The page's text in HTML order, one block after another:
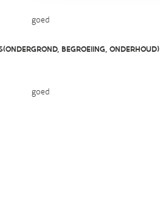
goed
BEGROEIING, ONDERHOUD)
goed